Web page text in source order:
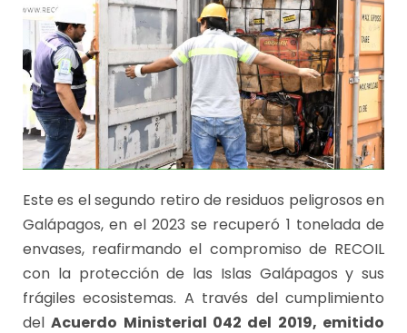
Este es el segundo retiro de residuos peligrosos en
Galápagos, en el 2023 se recuperó 1 tonelada de
envases, reafirmando el compromiso de RECOIL
con la protección de las Islas Galápagos y sus
frágiles ecosistemas. A través del cumplimiento
delAcuerdo Ministerial 042 del 2019, emitido